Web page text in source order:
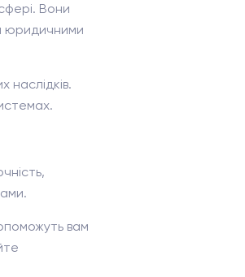
Вони
юридичними
наслідків.
вам